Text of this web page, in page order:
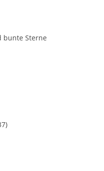
bunte Sterne